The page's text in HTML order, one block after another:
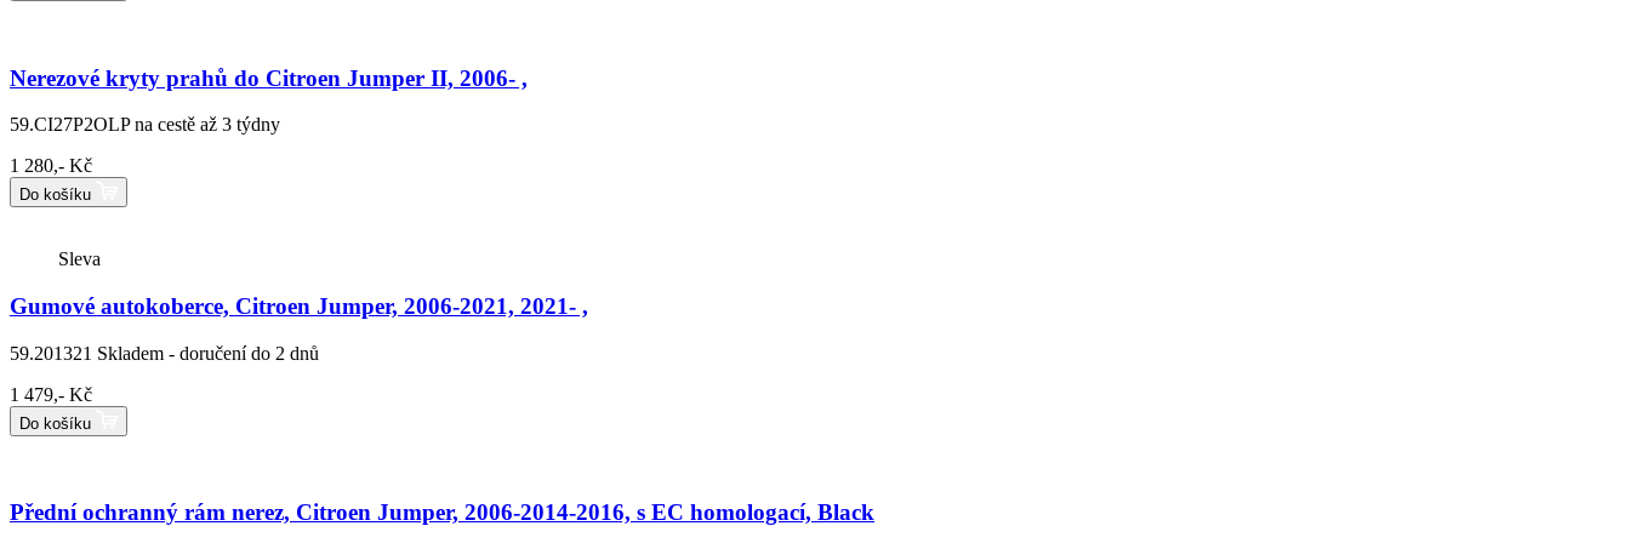
Nerezové kryty prahů do Citroen Jumper II, 2006- ,
59.CI27P2OLP na cestě až 3 týdny
1 280,- Kč
Do košíku
Sleva
Gumové autokoberce, Citroen Jumper, 2006-2021, 2021- ,
59.201321 Skladem - doručení do 2 dnů
1 479,- Kč
Do košíku
Přední ochranný rám nerez, Citroen Jumper, 2006-2014-2016, s EC homologací, Black